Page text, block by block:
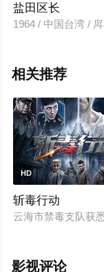
盐田区长
1964 / 中国台湾 /
相关推荐
HD
斩毒行动
云海市禁毒支队获
影视评论